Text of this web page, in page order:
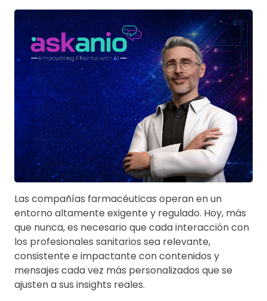
Las compañías farmacéuticas operan en un
entorno altamente exigente y regulado. Hoy, más
que nunca, es necesario que cada interacción con
los profesionales sanitarios sea relevante,
consistente e impactante con contenidos y
mensajes cada vez más personalizados que se
ajusten a sus insights reales.